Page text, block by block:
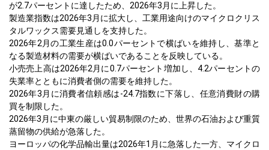
が2.7パーセントに達したため、2026年3月に上昇した。
製造業指数は2026年3月に拡大し、工業用途向けのマイクロクリス
タルワックス需要見通しを支持した。
2026年2月の工業生産は0.0パーセントで横ばいを維持し、基準と
なる製造材料の需要が横ばいであることを反映している。
小売売上高は2026年2月に0.7パーセント増加し、4.2パーセントの
失業率とともに消費者側の需要を維持した。
2026年3月に消費者信頼感は-24.7指数に下落し、任意消費財の購
買を制限した。
2026年3月に中東の厳しい貿易制限のため、世界の石油および重質
蒸留物の供給が急落した。
ヨーロッパの化学品輸出量は2026年1月に急落した一方、マイクロ